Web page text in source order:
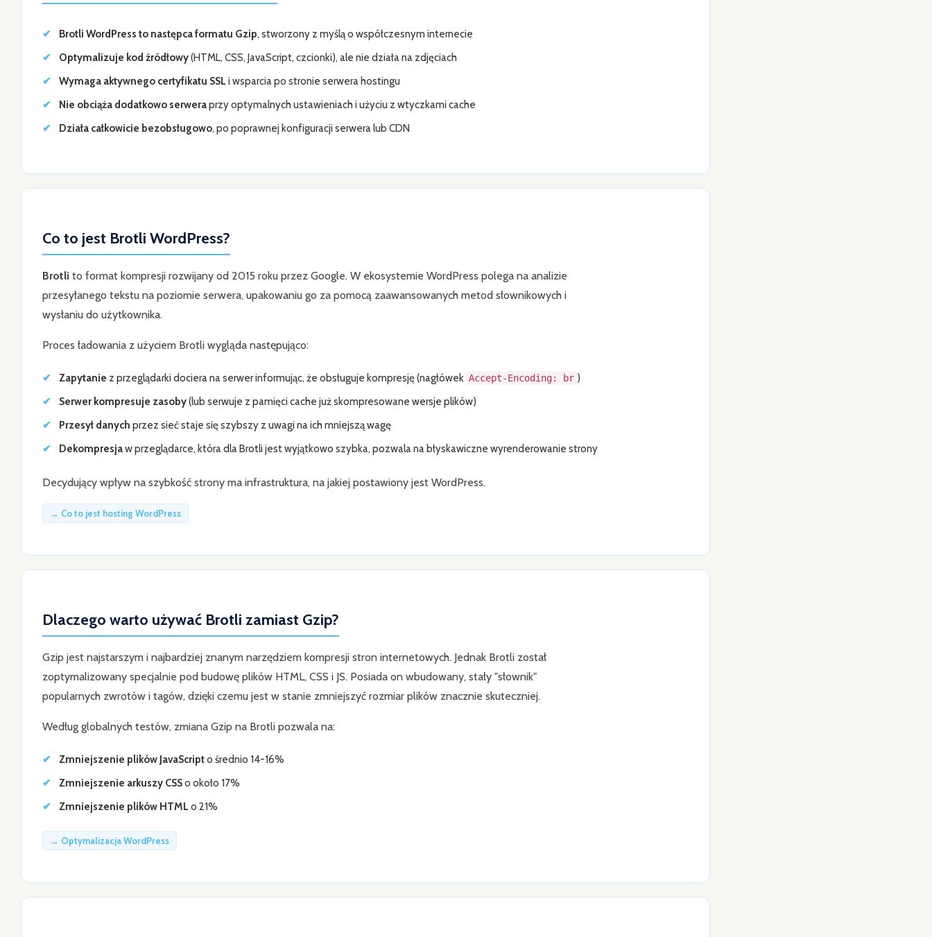
Brotli WordPress to następca formatu Gzip, stworzony z myślą o współczesnym internecie
Optymalizuje kod źródłowy(HTML, CSS, JavaScript, czcionki), ale nie działa na zdjęciach
Wymaga aktywnego certyfikatu SSL i wsparcia po stronie serwera hostingu
Nie obciąża dodatkowo serweraprzy optymalnych ustawieniach i użyciu z wtyczkami cache
Działa całkowicie bezobsługowo, po poprawnej konfiguracji serwera lub CDN
Co to jest Brotli WordPress?
Brotli to format kompresji rozwijany od 2015 roku przez Google. W ekosystemie WordPress polega na analizie
przesyłanego tekstu na poziomie serwera, upakowaniu go za pomocą zaawansowanych metod słownikowych i
wysłaniu do użytkownika.
Proces ładowania z użyciem Brotli wygląda następująco:
Zapytanie z przeglądarki dociera na serwer informując, że obsługuje kompresję (nagłówek Accept-Encoding: br )
Serwer kompresuje zasoby(lub serwuje z pamięci cache już skompresowane wersje plików)
Przesył danych przez sieć staje się szybszy z uwagi na ich mniejszą wagę
Dekompresjaw przeglądarce, która dla Brotli jest wyjątkowo szybka, pozwala na błyskawiczne wyrenderowanie strony
Decydujący wpływ na szybkość strony ma infrastruktura, na jakiej postawiony jest WordPress.
→ Co to jest hosting WordPress
Dlaczego warto używać Brotli zamiast Gzip?
Gzip jest najstarszym i najbardziej znanym narzędziem kompresji stron internetowych. Jednak Brotli został
zoptymalizowany specjalnie pod budowę plików HTML, CSS i JS. Posiada on wbudowany, stały "słownik"
popularnych zwrotów i tagów, dzięki czemu jest w stanie zmniejszyć rozmiar plików znacznie skuteczniej.
Według globalnych testów, zmiana Gzip na Brotli pozwala na:
Zmniejszenie plików JavaScripto średnio 14-16%
Zmniejszenie arkuszy CSSo około 17%
Zmniejszenie plików HTML o 21%
→ Optymalizacja WordPress